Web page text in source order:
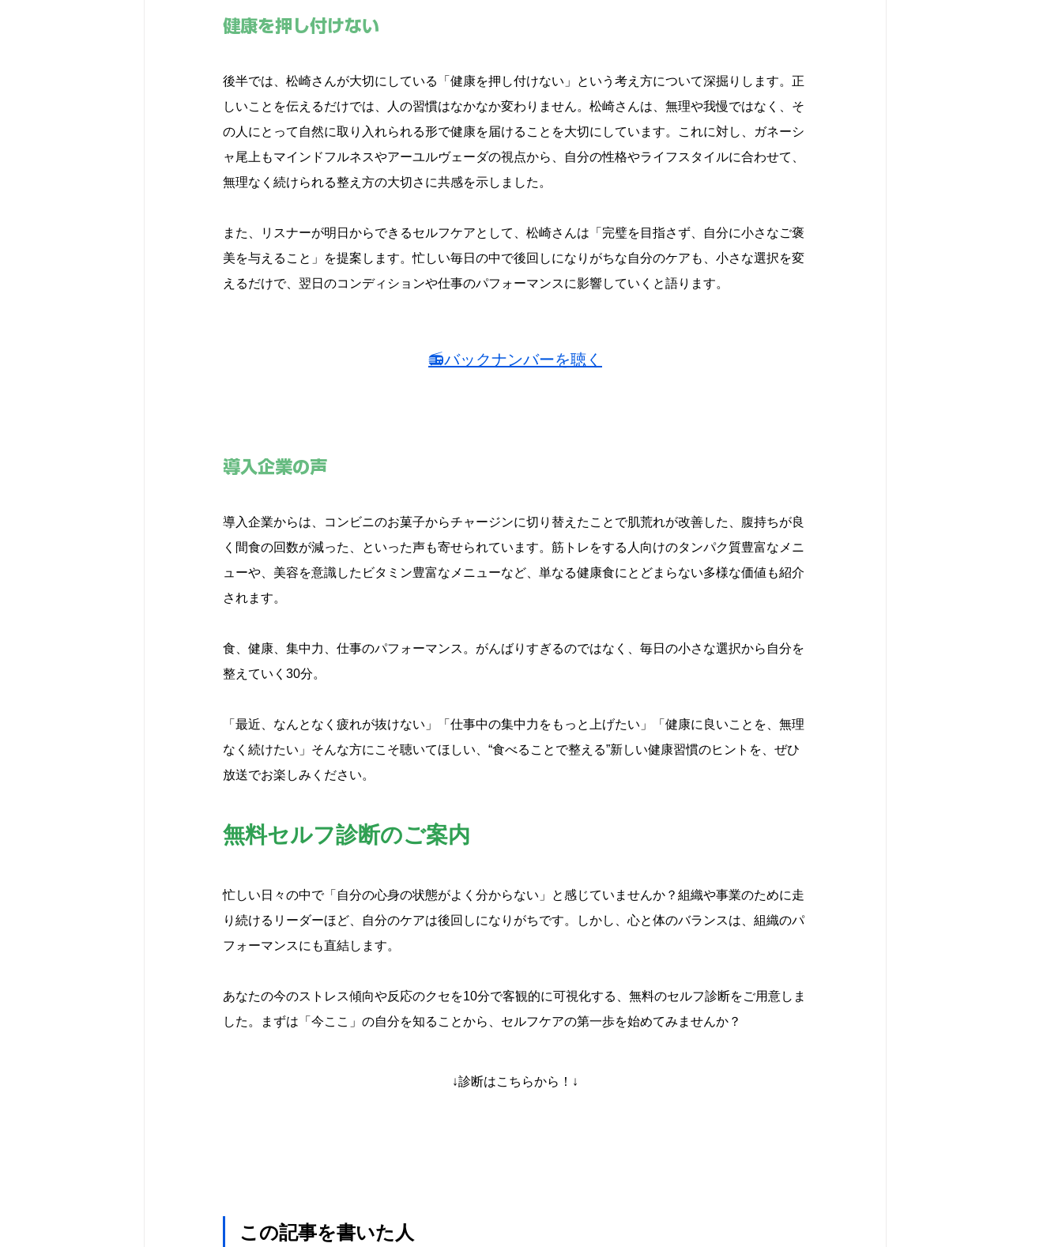
健康を押し付けない
後半では、松崎さんが大切にしている「健康を押し付けない」という考え方について深掘りします。正
しいことを伝えるだけでは、人の習慣はなかなか変わりません。松崎さんは、無理や我慢ではなく、そ
の人にとって自然に取り入れられる形で健康を届けることを大切にしています。これに対し、ガネーシ
ャ尾上もマインドフルネスやアーユルヴェーダの視点から、自分の性格やライフスタイルに合わせて、
無理なく続けられる整え方の大切さに共感を示しました。
また、リスナーが明日からできるセルフケアとして、松崎さんは「完璧を目指さず、自分に小さなご褒
美を与えること」を提案します。忙しい毎日の中で後回しになりがちな自分のケアも、小さな選択を変
えるだけで、翌日のコンディションや仕事のパフォーマンスに影響していくと語ります。
📻バックナンバーを聴く
導入企業の声
導入企業からは、コンビニのお菓子からチャージンに切り替えたことで肌荒れが改善した、腹持ちが良
く間食の回数が減った、といった声も寄せられています。筋トレをする人向けのタンパク質豊富なメニ
ューや、美容を意識したビタミン豊富なメニューなど、単なる健康食にとどまらない多様な価値も紹介
されます。
食、健康、集中力、仕事のパフォーマンス。がんばりすぎるのではなく、毎日の小さな選択から自分を
整えていく30分。
「最近、なんとなく疲れが抜けない」「仕事中の集中力をもっと上げたい」「健康に良いことを、無理
なく続けたい」そんな方にこそ聴いてほしい、“食べることで整える”新しい健康習慣のヒントを、ぜひ
放送でお楽しみください。
無料セルフ診断のご案内
忙しい日々の中で「自分の心身の状態がよく分からない」と感じていませんか？組織や事業のために走
り続けるリーダーほど、自分のケアは後回しになりがちです。しかし、心と体のバランスは、組織のパ
フォーマンスにも直結します。
あなたの今のストレス傾向や反応のクセを10分で客観的に可視化する、無料のセルフ診断をご用意しま
した。まずは「今ここ」の自分を知ることから、セルフケアの第一歩を始めてみませんか？
↓診断はこちらから！↓
この記事を書いた人